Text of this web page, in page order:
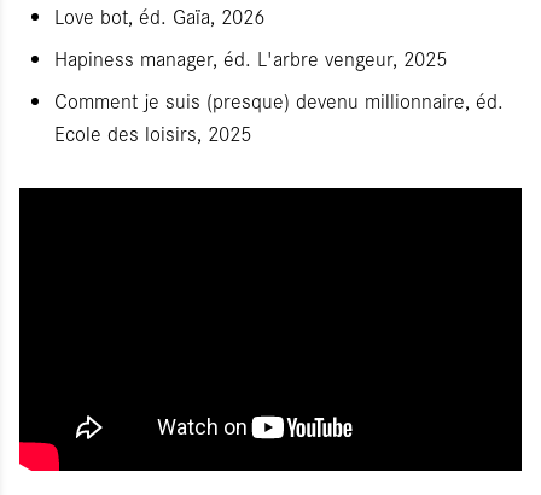
Love bot, éd. Gaïa, 2026
Hapiness manager, éd. L'arbre vengeur, 2025
Comment je suis (presque) devenu millionnaire, éd.
Ecole des loisirs, 2025